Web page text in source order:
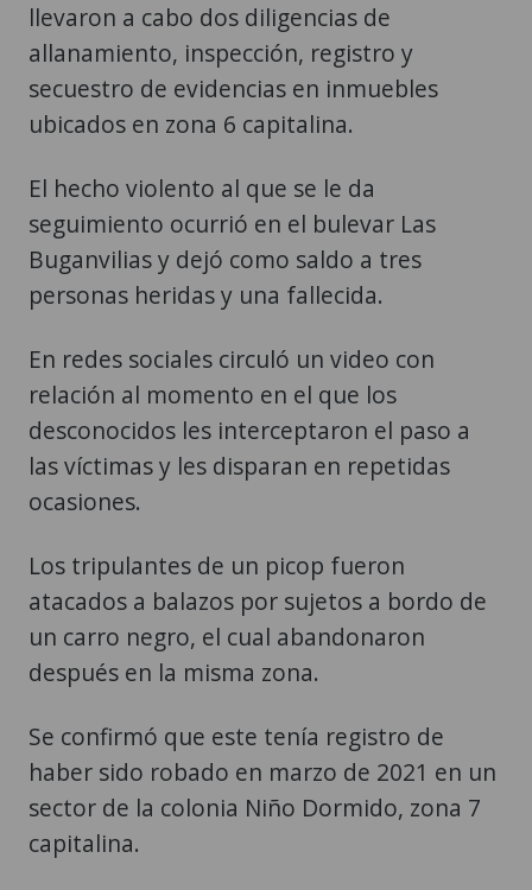
llevaron a cabo dos diligencias de
allanamiento, inspección, registro y
secuestro de evidencias en inmuebles
ubicados en zona 6 capitalina.
El hecho violento al que se le da
seguimiento ocurrió en el bulevar Las
Buganvilias y dejó como saldo a tres
personas heridas y una fallecida.
En redes sociales circuló un video con
relación al momento en el que los
desconocidos les interceptaron el paso a
las víctimas y les disparan en repetidas
ocasiones.
Los tripulantes de un picop fueron
atacados a balazos por sujetos a bordo de
un carro negro, el cual abandonaron
después en la misma zona.
Se confirmó que este tenía registro de
haber sido robado en marzo de 2021 en un
sector de la colonia Niño Dormido, zona 7
capitalina.